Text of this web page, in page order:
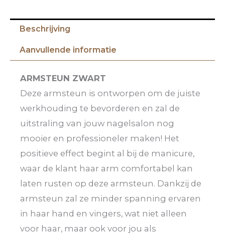
Beschrijving
Aanvullende informatie
ARMSTEUN ZWART
Deze armsteun is ontworpen om de juiste
werkhouding te bevorderen en zal de
uitstraling van jouw nagelsalon nog
mooier en professioneler maken! Het
positieve effect begint al bij de manicure,
waar de klant haar arm comfortabel kan
laten rusten op deze armsteun. Dankzij de
armsteun zal ze minder spanning ervaren
in haar hand en vingers, wat niet alleen
voor haar, maar ook voor jou als